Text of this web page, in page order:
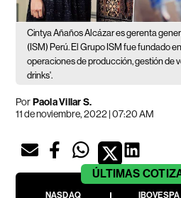
Cintya Añaños Alcázar es gerenta
(ISM) Perú. El Grupo ISM fue fundado
operaciones de producción, gestión de
drinks'.
PorPaola Villar S.
11 de noviembre, 2022 | 07:20 AM
ÚLTIMAS
NASDAQ
IBOVESPA